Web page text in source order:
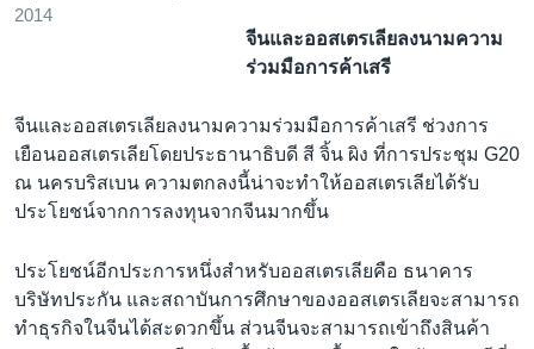
2014
จีนและออสเตรเลียลงนามความ
ร่วมมือการค้าเสรี
จีนและออสเตรเลียลงนามความร่วมมือการค้าเสรี ช่วงการ
เยือนออสเตรเลียโดยประธานาธิบดี สี จิ้น ผิง ที่การประชุม G20
ณ นครบริสเบน ความตกลงนี้น่าจะทำให้ออสเตรเลียได้รับ
ประโยชน์จากการลงทุนจากจีนมากขึ้น
ประโยชน์อีกประการหนึ่งสำหรับออสเตรเลียคือ ธนาคาร
บริษัทประกัน และสถาบันการศึกษาของออสเตรเลียจะสามารถ
ทำธุรกิจในจีนได้สะดวกขึ้น ส่วนจีนจะสามารถเข้าถึงสินค้า